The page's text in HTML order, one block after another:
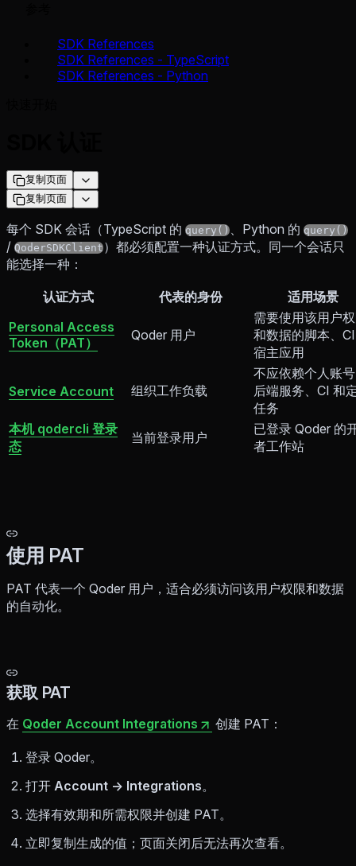
SDK References
SDK References - TypeScript
SDK References - Python
复制页面
复制页面
每个 SDK 会话（TypeScript 的 query()、Python 的 query()
/ QoderSDKClient）都必须配置一种认证方式。同一个会话只
能选择一种：
认证方式 代表的身份
适用场景
Personal Access
Token（PAT）
Qoder 用户
需要使用该用户
和数据的脚本、
宿主应用
Service Account 组织工作负载
不应依赖个人账
后端服务、CI 和
任务
本机 qodercli 登录
态
当前登录用户
已登录 Qoder 的
者工作站
使用 PAT
PAT 代表一个 Qoder 用户，适合必须访问该用户权限和数据
的自动化。
获取 PAT
在 Qoder Account Integrations 创建 PAT：
登录 Qoder。
打开 Account → Integrations。
选择有效期和所需权限并创建 PAT。
立即复制生成的值；页面关闭后无法再次查看。